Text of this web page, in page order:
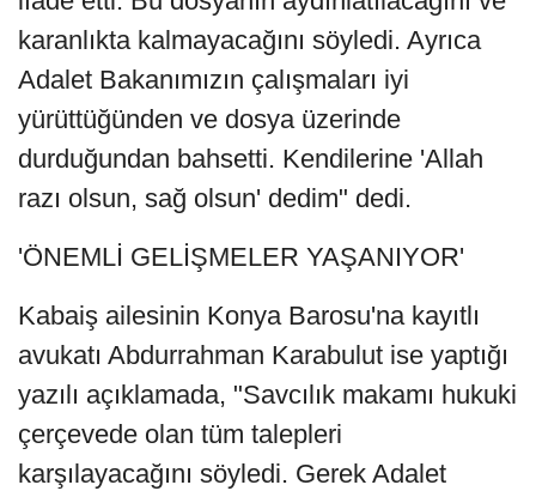
karanlıkta kalmayacağını söyledi. Ayrıca
Adalet Bakanımızın çalışmaları iyi
yürüttüğünden ve dosya üzerinde
durduğundan bahsetti. Kendilerine 'Allah
razı olsun, sağ olsun' dedim" dedi.
'ÖNEMLİ GELİŞMELER YAŞANIYOR'
Kabaiş ailesinin Konya Barosu'na kayıtlı
avukatı Abdurrahman Karabulut ise yaptığı
yazılı açıklamada, "Savcılık makamı hukuki
çerçevede olan tüm talepleri
karşılayacağını söyledi. Gerek Adalet